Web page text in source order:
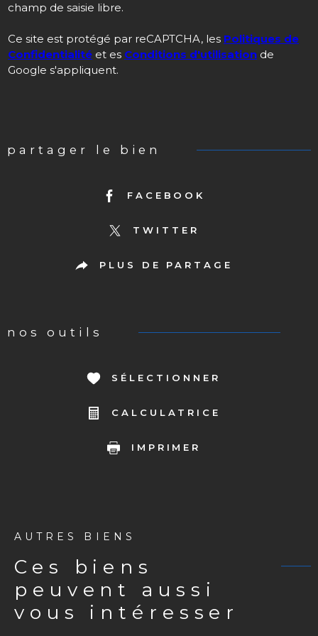
champ de saisie libre.
Ce site est protégé par reCAPTCHA, les Politiques de
Confidentialité et es Conditions d'utilisation de
Google s'appliquent.
partager le bien
FACEBOOK
TWITTER
PLUS DE PARTAGE
nos outils
SÉLECTIONNER
CALCULATRICE
IMPRIMER
AUTRES BIENS
ces biens
peuvent aussi
vous intéresser